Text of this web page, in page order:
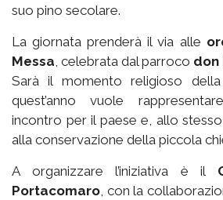
suo pino secolare.
La giornata prenderà il via alle
Messa, celebrata dal parroco don
Sarà il momento religioso
quest’anno vuole
incontro per il paese e, allo
alla conservazione della piccola
A organizzare l’iniziativa è il
Portacomaro, con la